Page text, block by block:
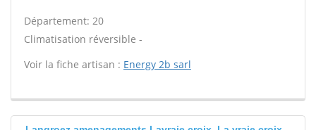
Département: 20
Climatisation réversible -
Voir la fiche artisan : Energy 2b sarl